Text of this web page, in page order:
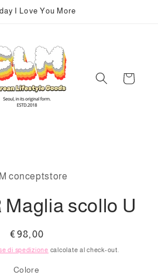
I Love You More
Carrello
conceptstore
Maglia scollo U
Prezzo
di
€98,00
di spedizione calcolate al check-out.
Colore